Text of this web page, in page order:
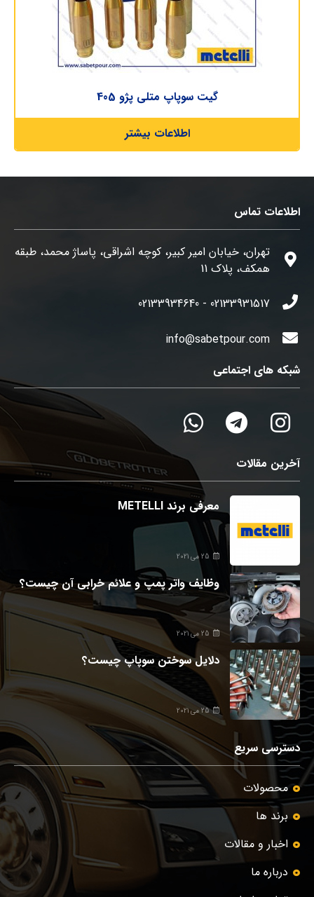
گیت سوپاپ متلی پژو 405
اطلاعات بیشتر
اطلاعات تماس
تهران، خیابان امیر کبیر، کوچه اشراقی، پاساژ محمد، طبقه
همکف، پلاک 11
02133931517 - 02133934640
info@sabetpour.com
شبکه های اجتماعی
آخرین مقالات
معرفی برند METELLI
25 می 2021
وظایف واتر پمپ و علائم خرابی آن چیست؟
25 می 2021
دلایل سوختن سوپاپ چیست؟
25 می 2021
دسترسی سریع
محصولات
برند ها
اخبار و مقالات
درباره ما